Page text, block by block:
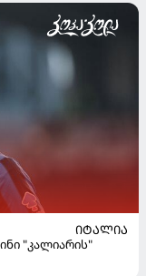
ᲘᲢᲐᲚᲘᲐ
"კალიარის"